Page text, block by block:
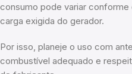
consumo pode variar
carga exigida do gerador.
Por isso, planeje o uso com
combustível adequado e